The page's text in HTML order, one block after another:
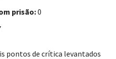
prisão:0
pontos de crítica levantados